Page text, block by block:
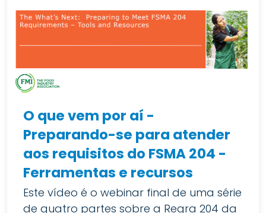
O que vem por aí -
Preparando-se para atender
aos requisitos do FSMA 204 -
Ferramentas e recursos
Este vídeo é o webinar final de uma série
de quatro partes sobre a Regra 204 da